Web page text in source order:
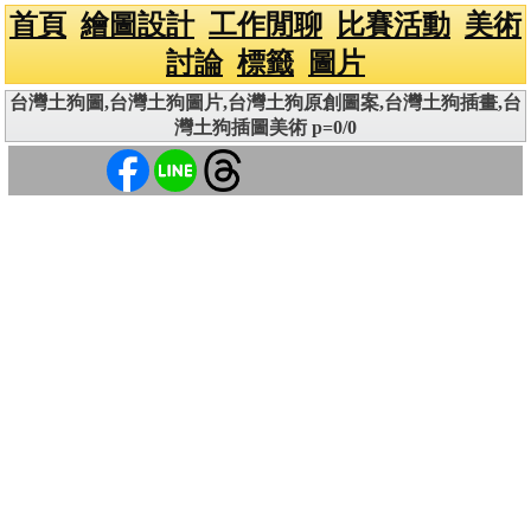
首頁 繪圖設計 工作閒聊 比賽活動 美術
討論 標籤 圖片
台灣土狗圖,台灣土狗圖片,台灣土狗原創圖案,台灣土狗插畫,台
灣土狗插圖美術 p=0/0